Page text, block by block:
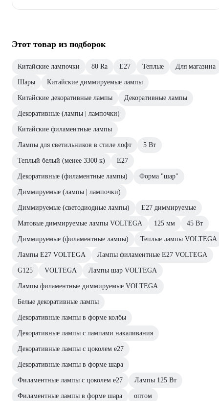
Этот товар из подборок
Китайские лампочки 80 Ra Е27 Теплые Для магазина
Шары Китайские диммируемые лампы
Китайские декоративные лампы Декоративные лампы
Декоративные (лампы | лампочки)
Китайские филаментные лампы
Лампы для светильников в стиле лофт 5 Вт
Теплый белый (менее 3300 к) E27
Декоративные (филаментные лампы) Форма "шар"
Диммируемые (лампы | лампочки)
Диммируемые (светодиодные лампы) Е27 диммируемые
Матовые диммируемые лампы VOLTEGA 125 мм 45 Вт
Диммируемые (филаментные лампы) Теплые лампы VOLTEGA
Лампы Е27 VOLTEGA Лампы филаментные E27 VOLTEGA
G125 VOLTEGA Лампы шар VOLTEGA
Лампы филаментные диммируемые VOLTEGA
Белые декоративные лампы
Декоративные лампы в форме колбы
Декоративные лампы с лампами накаливания
Декоративные лампы с цоколем e27
Декоративные лампы в форме шара
Филаментные лампы с цоколем e27 Лампы 125 Вт
Филаментные лампы в форме шара оптом